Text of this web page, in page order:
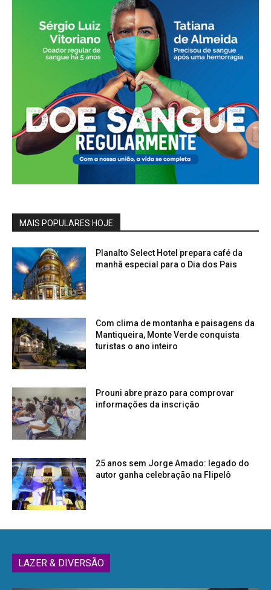
MAIS POPULARES HOJE
Planalto Select Hotel prepara café da
manhã especial para o Dia dos Pais
Com clima de montanha e paisagens da
Mantiqueira, Monte Verde conquista
turistas o ano inteiro
Prouni abre prazo para comprovar
informações da inscrição
25 anos sem Jorge Amado: legado do
autor ganha celebração na Flipelô
LAZER & DIVERSÃO